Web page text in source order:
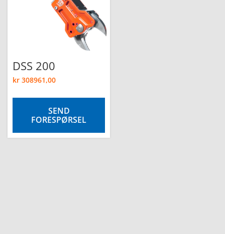
DSS 200
kr 308961,00
SEND
FORESPØRSEL